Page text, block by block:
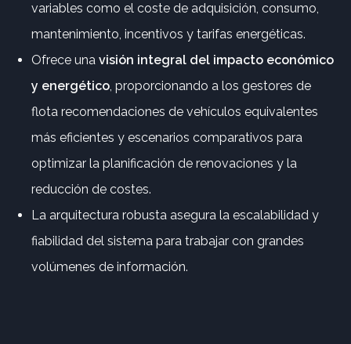
variables como el coste de adquisición, consumo,
mantenimiento, incentivos y tarifas energéticas.
Ofrece una visión integral del impacto económico
y energético, proporcionando a los gestores de
flota recomendaciones de vehículos equivalentes
más eficientes y escenarios comparativos para
optimizar la planificación de renovaciones y la
reducción de costes.
La arquitectura robusta asegura la escalabilidad y
fiabilidad del sistema para trabajar con grandes
volúmenes de información.